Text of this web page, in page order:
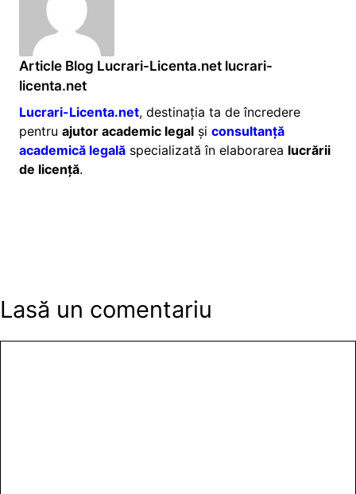
Article Blog Lucrari-Licenta.net lucrari-
licenta.net
Lucrari-Licenta.net, destinația ta de încredere
pentru ajutor academic legal și consultanță
academică legală specializată în elaborarea lucrării
de licență.
Lasă un comentariu